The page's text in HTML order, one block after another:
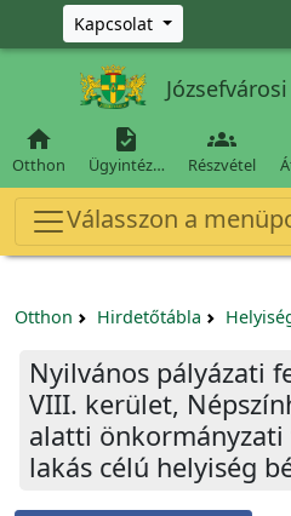
Ugrás a fő tartalomra
Kapcsolat

Otthon

Ügyintéz…

Részvétel
Válasszon a
Otthon Hirdetőtábla
Nyilvános pályázati
VIII. kerület,
alatti
lakás célú helyiség